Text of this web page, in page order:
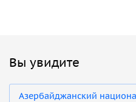
Вы увидите
Азербайджанский